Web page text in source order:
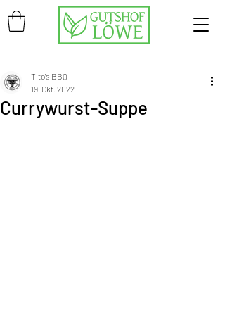
Currywurst-Suppe
Tito's BBQ
19. Okt. 2022